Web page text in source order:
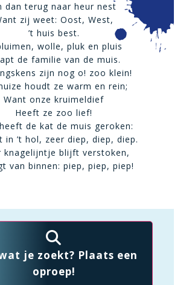
dan terug naar heur nest
zij weet: Oost, West,
’t huis best.
wolle, pluk en pluis
de familie van de muis.
zijn nog o! zoo klein!
houdt ze warm en rein;
Want onze kruimeldief
Heeft ze zoo lief!
de kat de muis geroken:
in ’t hol, zeer diep, diep, diep.
knagelijntje blijft verstoken,
van binnen: piep, piep, piep!
je zoekt? Plaats een
oproep!